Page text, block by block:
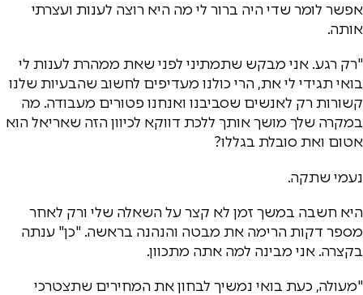
אפשר לומר שדי היה ברור לי מה היא רוצה לענות ועצרתי
אותה.
"רק רגע. אני מבקש שתמתיני לפני שאת ממהרת לענות לי
בואי תגידי לי את, הרי כולנו מעדיפים לחשוב שהבעיות שלנו
קשורות רק לאנשים שסביבנו ואנחנו פטורים מעבודה. מה
במקרה שלך מושך אותך ללכת דווקא לכיוון הזה שאריאל הוא
אטום ואת סובלת בגללו?
נעמי שתקה.
היא חשבה במשך זמן לא קצר על השאלה שלי ורק לאחר
מספר דקות הרימה את מבטה והנהנה בראשה. "כן" ענתה
בקצרה. אני מבינה למה אתה מתכוון.
"מעולה, כעת בואי נמשיך לבחון את המחירים שתצטרכי